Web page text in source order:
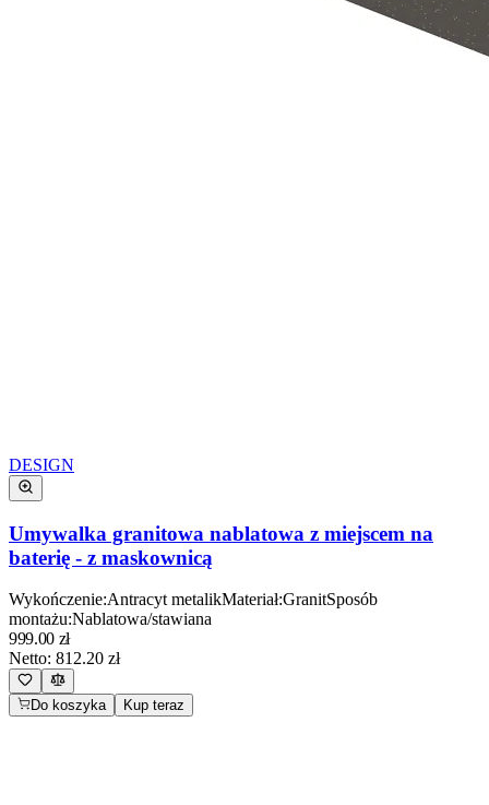
DESIGN
Umywalka granitowa nablatowa z miejscem na
baterię - z maskownicą
Wykończenie:Antracyt metalikMateriał:GranitSposób
montażu:Nablatowa/stawiana
999.00 zł
Netto: 812.20 zł
Do koszyka Kup teraz